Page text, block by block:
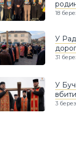
18
У
31
У
3